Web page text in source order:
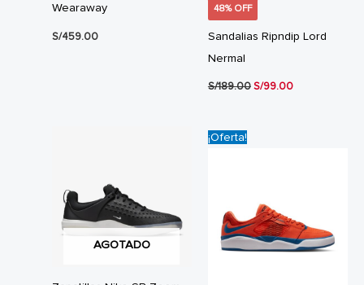
Wearaway
S/459.00
48% OFF
Sandalias Ripndip Lord
Nermal
S/189.00 El
S/99.00El
AGOTADO
¡Oferta!